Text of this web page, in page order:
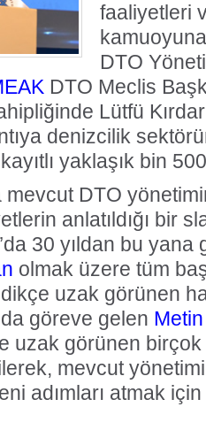
faaliyetleri
DTO
DTO Meclis
Lütfü
denizcilik
yaklaşık bin
mevcut DTO
anlatıldığı bir
30 yıldan bu yana
olmak üzere tüm
uzak görünen
göreve gelen
uzak görünen
mevcut
adımları atmak